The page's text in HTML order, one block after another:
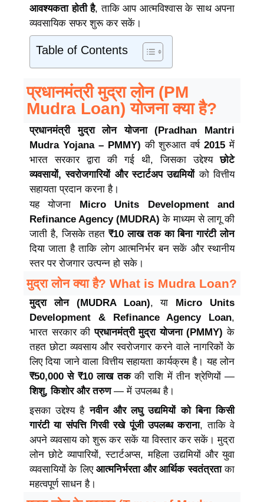
आवश्यकता होती है, ताकि आप आत्मविश्वास के साथ अपना
व्यवसायिक सफर शुरू कर सकें।
Table of Contents
प्रधानमंत्री मुद्रा लोन (PM
Mudra Loan) योजना क्या है?
प्रधानमंत्री मुद्रा लोन योजना (Pradhan Mantri
Mudra Yojana – PMMY) की शुरुआत वर्ष2015 में
भारत सरकार द्वारा की गई थी, जिसका उद्देश्यछोटे
व्यवसायों, स्वरोजगारियों और स्टार्टअप उद्यमियोंको वित्तीय
सहायता प्रदान करना है।
यह योजना Micro Units Development and
Refinance Agency (MUDRA) के माध्यम से लागू की
जाती है, जिसके तहत₹10 लाख तक का बिना गारंटी लोन
दिया जाता है ताकि लोग आत्मनिर्भर बन सकें और स्थानीय
स्तर पर रोजगार उत्पन्न हो सके।
मुद्रा लोन क्या है? What is Mudra Loan?
मुद्रा लोन (MUDRA Loan), या Micro Units
Development & Refinance Agency Loan,
भारत सरकार कीप्रधानमंत्री मुद्रा योजना (PMMY) के
तहत छोटा व्यवसाय और स्वरोजगार करने वाले नागरिकों के
लिए दिया जाने वाला वित्तीय सहायता कार्यक्रम है। यह लोन
₹50,000 से ₹10 लाख तककी राशि में तीन श्रेणियों —
शिशु, किशोर और तरुण— में उपलब्ध है।
इसका उद्देश्य हैनवीन और लघु उद्यमियों को बिना किसी
गारंटी या संपत्ति गिरवी रखे पूंजी उपलब्ध कराना, ताकि वे
अपने व्यवसाय को शुरू कर सकें या विस्तार कर सकें। मुद्रा
लोन छोटे व्यापारियों, स्टार्टअप्स, महिला उद्यमियों और युवा
व्यवसायियों के लिए आत्मनिर्भरता और आर्थिक स्वतंत्रताका
महत्वपूर्ण साधन है।